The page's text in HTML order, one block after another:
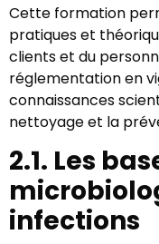
Cette formation
pratiques et
clients et du
réglementation en
connaissances
nettoyage et la
2.1. Les
infections